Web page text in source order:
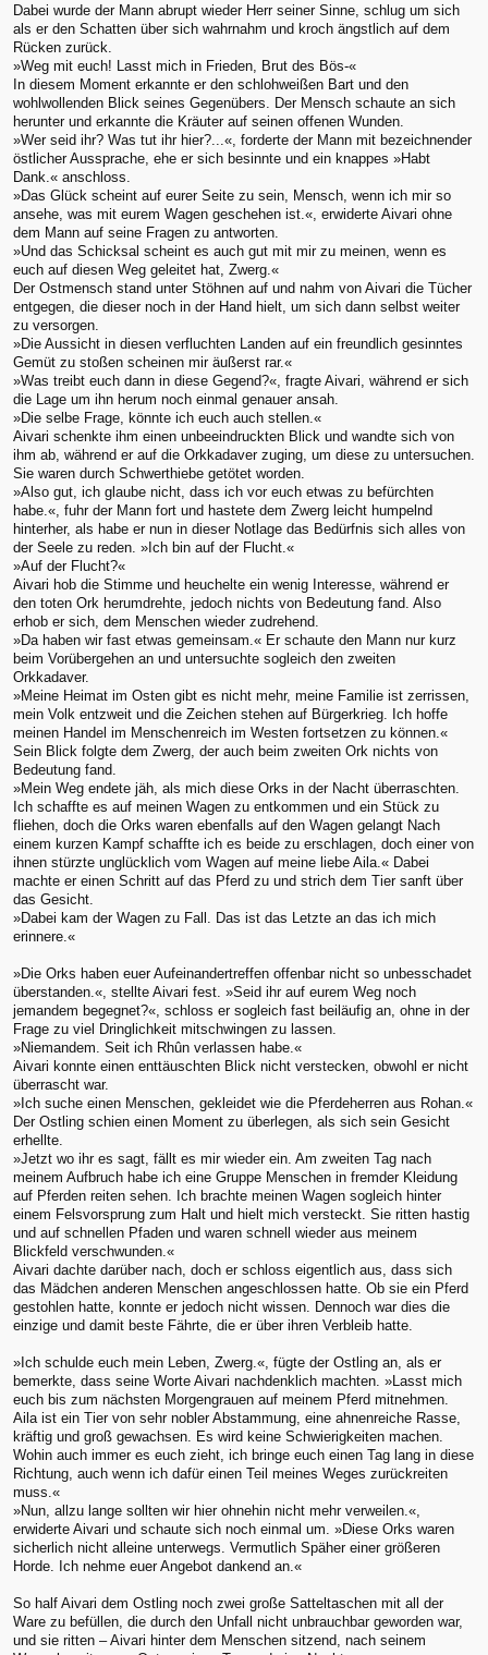
Dabei wurde der Mann abrupt wieder Herr seiner Sinne, schlug um sich
als er den Schatten über sich wahrnahm und kroch ängstlich auf dem
Rücken zurück.
»Weg mit euch! Lasst mich in Frieden, Brut des Bös-«
In diesem Moment erkannte er den schlohweißen Bart und den
wohlwollenden Blick seines Gegenübers. Der Mensch schaute an sich
herunter und erkannte die Kräuter auf seinen offenen Wunden.
»Wer seid ihr? Was tut ihr hier?...«, forderte der Mann mit bezeichnender
östlicher Aussprache, ehe er sich besinnte und ein knappes »Habt
Dank.« anschloss.
»Das Glück scheint auf eurer Seite zu sein, Mensch, wenn ich mir so
ansehe, was mit eurem Wagen geschehen ist.«, erwiderte Aivari ohne
dem Mann auf seine Fragen zu antworten.
»Und das Schicksal scheint es auch gut mit mir zu meinen, wenn es
euch auf diesen Weg geleitet hat, Zwerg.«
Der Ostmensch stand unter Stöhnen auf und nahm von Aivari die Tücher
entgegen, die dieser noch in der Hand hielt, um sich dann selbst weiter
zu versorgen.
»Die Aussicht in diesen verfluchten Landen auf ein freundlich gesinntes
Gemüt zu stoßen scheinen mir äußerst rar.«
»Was treibt euch dann in diese Gegend?«, fragte Aivari, während er sich
die Lage um ihn herum noch einmal genauer ansah.
»Die selbe Frage, könnte ich euch auch stellen.«
Aivari schenkte ihm einen unbeeindruckten Blick und wandte sich von
ihm ab, während er auf die Orkkadaver zuging, um diese zu untersuchen.
Sie waren durch Schwerthiebe getötet worden.
»Also gut, ich glaube nicht, dass ich vor euch etwas zu befürchten
habe.«, fuhr der Mann fort und hastete dem Zwerg leicht humpelnd
hinterher, als habe er nun in dieser Notlage das Bedürfnis sich alles von
der Seele zu reden. »Ich bin auf der Flucht.«
»Auf der Flucht?«
Aivari hob die Stimme und heuchelte ein wenig Interesse, während er
den toten Ork herumdrehte, jedoch nichts von Bedeutung fand. Also
erhob er sich, dem Menschen wieder zudrehend.
»Da haben wir fast etwas gemeinsam.« Er schaute den Mann nur kurz
beim Vorübergehen an und untersuchte sogleich den zweiten
Orkkadaver.
»Meine Heimat im Osten gibt es nicht mehr, meine Familie ist zerrissen,
mein Volk entzweit und die Zeichen stehen auf Bürgerkrieg. Ich hoffe
meinen Handel im Menschenreich im Westen fortsetzen zu können.«
Sein Blick folgte dem Zwerg, der auch beim zweiten Ork nichts von
Bedeutung fand.
»Mein Weg endete jäh, als mich diese Orks in der Nacht überraschten.
Ich schaffte es auf meinen Wagen zu entkommen und ein Stück zu
fliehen, doch die Orks waren ebenfalls auf den Wagen gelangt Nach
einem kurzen Kampf schaffte ich es beide zu erschlagen, doch einer von
ihnen stürzte unglücklich vom Wagen auf meine liebe Aila.« Dabei
machte er einen Schritt auf das Pferd zu und strich dem Tier sanft über
das Gesicht.
»Dabei kam der Wagen zu Fall. Das ist das Letzte an das ich mich
erinnere.«
»Die Orks haben euer Aufeinandertreffen offenbar nicht so unbesschadet
überstanden.«, stellte Aivari fest. »Seid ihr auf eurem Weg noch
jemandem begegnet?«, schloss er sogleich fast beiläufig an, ohne in der
Frage zu viel Dringlichkeit mitschwingen zu lassen.
»Niemandem. Seit ich Rhûn verlassen habe.«
Aivari konnte einen enttäuschten Blick nicht verstecken, obwohl er nicht
überrascht war.
»Ich suche einen Menschen, gekleidet wie die Pferdeherren aus Rohan.«
Der Ostling schien einen Moment zu überlegen, als sich sein Gesicht
erhellte.
»Jetzt wo ihr es sagt, fällt es mir wieder ein. Am zweiten Tag nach
meinem Aufbruch habe ich eine Gruppe Menschen in fremder Kleidung
auf Pferden reiten sehen. Ich brachte meinen Wagen sogleich hinter
einem Felsvorsprung zum Halt und hielt mich versteckt. Sie ritten hastig
und auf schnellen Pfaden und waren schnell wieder aus meinem
Blickfeld verschwunden.«
Aivari dachte darüber nach, doch er schloss eigentlich aus, dass sich
das Mädchen anderen Menschen angeschlossen hatte. Ob sie ein Pferd
gestohlen hatte, konnte er jedoch nicht wissen. Dennoch war dies die
einzige und damit beste Fährte, die er über ihren Verbleib hatte.
»Ich schulde euch mein Leben, Zwerg.«, fügte der Ostling an, als er
bemerkte, dass seine Worte Aivari nachdenklich machten. »Lasst mich
euch bis zum nächsten Morgengrauen auf meinem Pferd mitnehmen.
Aila ist ein Tier von sehr nobler Abstammung, eine ahnenreiche Rasse,
kräftig und groß gewachsen. Es wird keine Schwierigkeiten machen.
Wohin auch immer es euch zieht, ich bringe euch einen Tag lang in diese
Richtung, auch wenn ich dafür einen Teil meines Weges zurückreiten
muss.«
»Nun, allzu lange sollten wir hier ohnehin nicht mehr verweilen.«,
erwiderte Aivari und schaute sich noch einmal um. »Diese Orks waren
sicherlich nicht alleine unterwegs. Vermutlich Späher einer größeren
Horde. Ich nehme euer Angebot dankend an.«
So half Aivari dem Ostling noch zwei große Satteltaschen mit all der
Ware zu befüllen, die durch den Unfall nicht unbrauchbar geworden war,
und sie ritten – Aivari hinter dem Menschen sitzend, nach seinem